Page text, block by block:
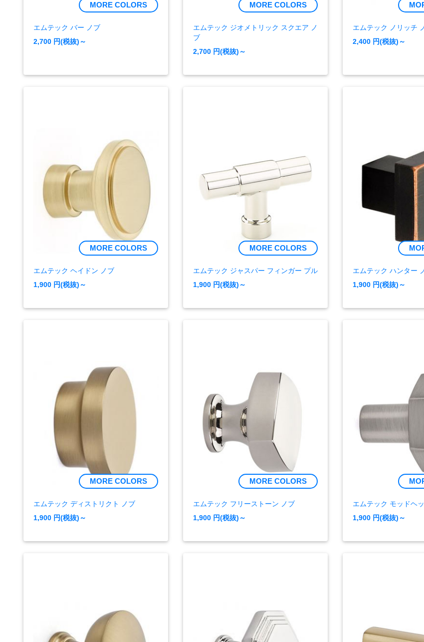
MORE COLORS
エムテック バー ノブ
2,700 円(税抜)～
MORE COLORS
エムテック ジオメトリック スクエア ノ
ブ
2,700 円(税抜)～
エムテック ノリッチ
2,400 円(税抜)～
MORE COLORS
エムテック ヘイドン ノブ
1,900 円(税抜)～
MORE COLORS
エムテック ジャスパー フィンガー プル
1,900 円(税抜)～
エムテック ハンター
1,900 円(税抜)～
MORE COLORS
エムテック ディストリクト ノブ
1,900 円(税抜)～
MORE COLORS
エムテック フリーストーン ノブ
1,900 円(税抜)～
エムテック モッドヘ
1,900 円(税抜)～